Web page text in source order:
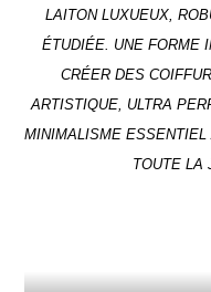
LAITON LUXUEUX,
ÉTUDIÉE. UNE FORME
CRÉER DES
ARTISTIQUE, ULTRA
MINIMALISME
TOUTE LA